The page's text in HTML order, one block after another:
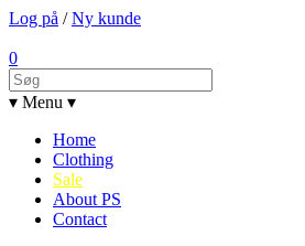
Log på /Ny kunde
0
▾ Menu ▾
Home
Clothing
Sale
About PS
Contact